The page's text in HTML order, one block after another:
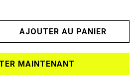
AJOUTER AU PANIER
MAINTENANT